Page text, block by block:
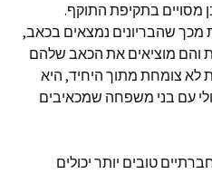
מסויים בתקיפת התוקף.
שהבריונים נמצאים בכאב,
והם מוציאים את הכאב שלהם
לא צומחת מתוך היחיד, היא
עם בני משפחה שמכאיבים
טובים יותר יכולים